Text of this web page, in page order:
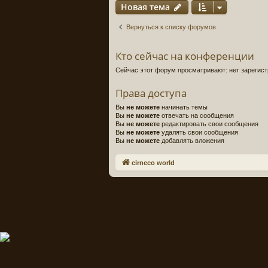
Новая тема
Вернуться к списку форумов
Кто сейчас на конференции
Сейчас этот форум просматривают: нет
Права доступа
Вы не можете начинать темы
Вы не можете отвечать на сообщения
Вы не можете редактировать свои сообщения
Вы не можете удалять свои сообщения
Вы не можете добавлять вложения
cirneco world